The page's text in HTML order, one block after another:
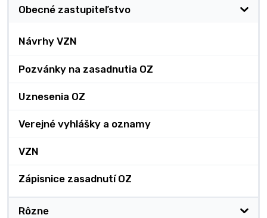
Obecné zastupiteľstvo
Návrhy VZN
Pozvánky na zasadnutia OZ
Uznesenia OZ
Verejné vyhlášky a oznamy
VZN
Zápisnice zasadnutí OZ
Rôzne